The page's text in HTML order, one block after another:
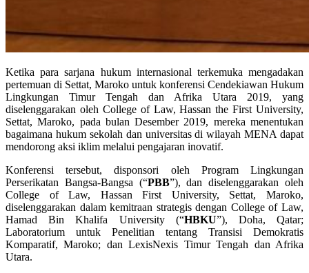
Ketika para sarjana hukum internasional terkemuka mengadakan
pertemuan di Settat, Maroko untuk konferensi Cendekiawan Hukum
Lingkungan Timur Tengah dan Afrika Utara 2019, yang
diselenggarakan oleh College of Law, Hassan the First University,
Settat, Maroko, pada bulan Desember 2019, mereka menentukan
bagaimana hukum sekolah dan universitas di wilayah MENA dapat
mendorong aksi iklim melalui pengajaran inovatif.
Konferensi tersebut, disponsori oleh Program Lingkungan
Perserikatan Bangsa-Bangsa (“PBB”), dan diselenggarakan oleh
College of Law, Hassan First University, Settat, Maroko,
diselenggarakan dalam kemitraan strategis dengan College of Law,
Hamad Bin Khalifa University (“HBKU”), Doha, Qatar;
Laboratorium untuk Penelitian tentang Transisi Demokratis
Komparatif, Maroko; dan LexisNexis Timur Tengah dan Afrika
Utara.